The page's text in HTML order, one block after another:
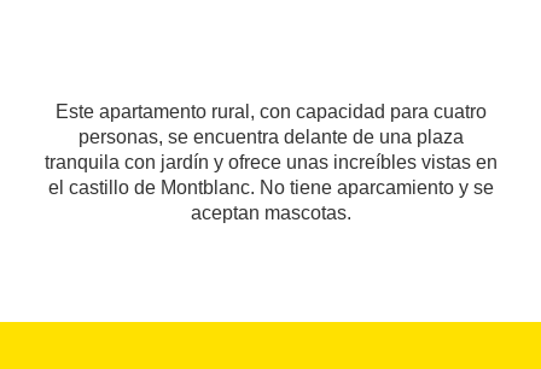
Este apartamento rural, con capacidad para cuatro
personas, se encuentra delante de una plaza
tranquila con jardín y ofrece unas increíbles vistas en
el castillo de Montblanc. No tiene aparcamiento y se
aceptan mascotas.